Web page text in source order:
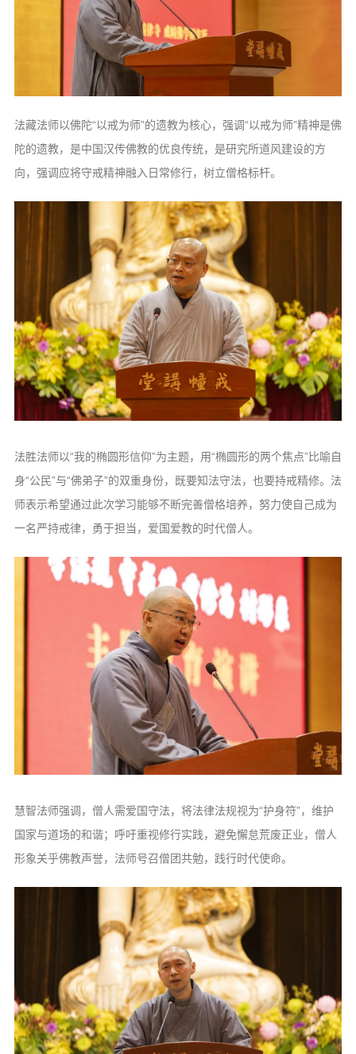
法藏法师以佛陀“以戒为师”的遗教为核心，强调“以戒为师”精神是佛
陀的遗教，是中国汉传佛教的优良传统，是研究所道风建设的方
向，强调应将守戒精神融入日常修行，树立僧格标杆。
法胜法师以“我的椭圆形信仰”为主题，用“椭圆形的两个焦点”比喻自
身“公民”与“佛弟子”的双重身份，既要知法守法，也要持戒精修。法
师表示希望通过此次学习能够不断完善僧格培养，努力使自己成为
一名严持戒律，勇于担当，爱国爱教的时代僧人。
慧智法师强调，僧人需爱国守法，将法律法规视为“护身符”，维护
国家与道场的和谐；呼吁重视修行实践，避免懈怠荒废正业，僧人
形象关乎佛教声誉，法师号召僧团共勉，践行时代使命。